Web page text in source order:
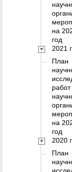
на
год
2021
План
работ
на
год
2020
План